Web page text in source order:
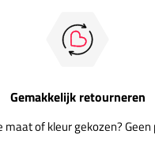
Gemakkelijk retourneren
maat of kleur gekozen?